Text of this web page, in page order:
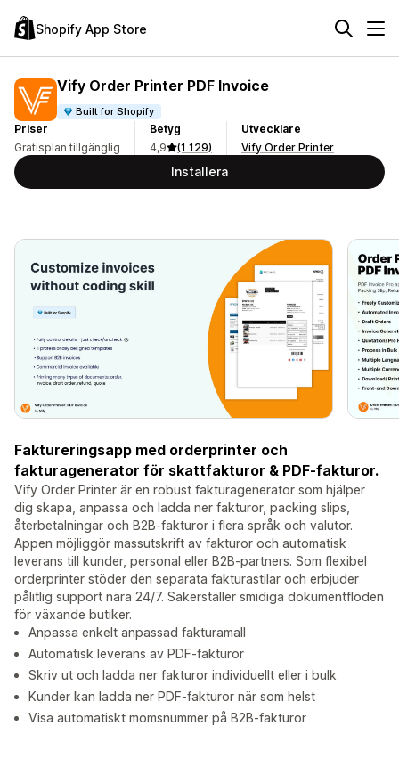
Shopify App Store
Vify Order Printer PDF Invoice
Built for Shopify
Priser
Gratisplan tillgänglig
Betyg
4,9
(1 129)
Utvecklare
Vify Order Printer
Installera
Faktureringsapp med orderprinter och
fakturagenerator för skattfakturor & PDF-fakturor.
Vify Order Printer är en robust fakturagenerator som hjälper
dig skapa, anpassa och ladda ner fakturor, packing slips,
återbetalningar och B2B-fakturor i flera språk och valutor.
Appen möjliggör massutskrift av fakturor och automatisk
leverans till kunder, personal eller B2B-partners. Som flexibel
orderprinter stöder den separata fakturastilar och erbjuder
pålitlig support nära 24/7. Säkerställer smidiga dokumentflöden
för växande butiker.
Anpassa enkelt anpassad fakturamall
Automatisk leverans av PDF-fakturor
Skriv ut och ladda ner fakturor individuellt eller i bulk
Kunder kan ladda ner PDF-fakturor när som helst
Visa automatiskt momsnummer på B2B-fakturor